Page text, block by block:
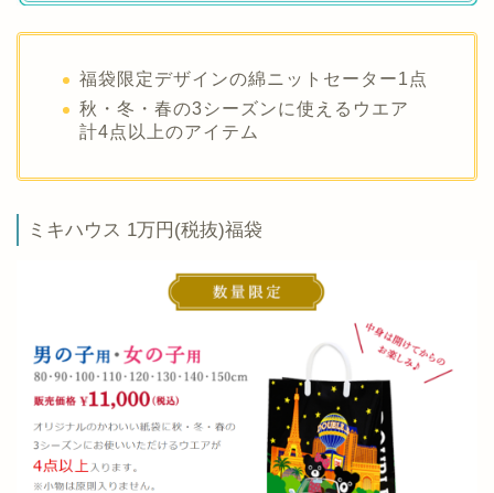
福袋限定デザインの綿ニットセーター1点
秋・冬・春の3シーズンに使えるウエア
計4点以上のアイテム
ミキハウス 1万円(税抜)福袋